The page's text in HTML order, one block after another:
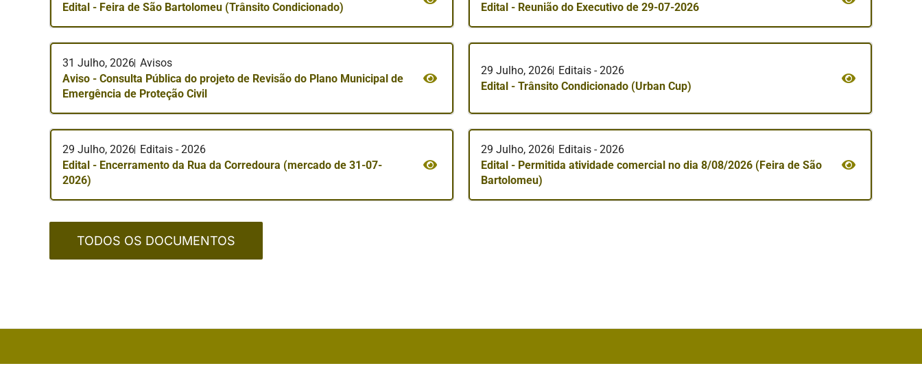
Edital - Feira de São Bartolomeu (Trânsito Condicionado)
Edital - Reunião do Executivo de 29-07-2026
31 Julho, 2026 Avisos
Aviso - Consulta Pública do projeto de Revisão do Plano Municipal de
Emergência de Proteção Civil
29 Julho, 2026 Editais - 2026
Edital - Trânsito Condicionado (Urban Cup)
29 Julho, 2026 Editais - 2026
Edital - Encerramento da Rua da Corredoura (mercado de 31-07-
2026)
29 Julho, 2026 Editais - 2026
Edital - Permitida atividade comercial no dia 8/08/2026 (Feira de São
Bartolomeu)
TODOS OS DOCUMENTOS